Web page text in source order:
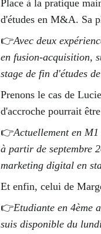
Place à la pratique
d'études en M&A. Sa
👉Avec deux
en fusion-acquisition,
stage de fin d'études
Prenons le cas de
d'accroche pourrait
👉Actuellement en
à partir de septembre
marketing digital en
Et enfin, celui de
👉Etudiante en 4ème
suis disponible du